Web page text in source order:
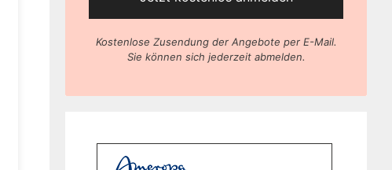
Kostenlose Zusendung der Angebote per E-Mail.
Sie können sich jederzeit abmelden.